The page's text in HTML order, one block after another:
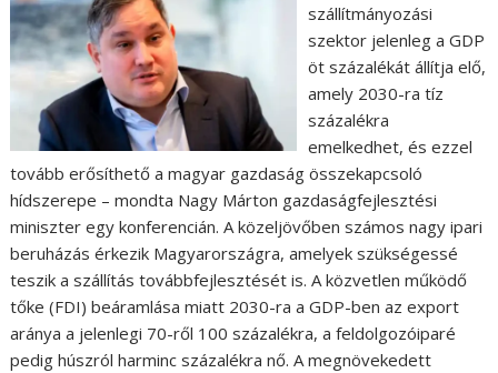
szállítmányozási
szektor jelenleg a GDP
öt százalékát állítja elő,
amely 2030-ra tíz
százalékra
emelkedhet, és ezzel
tovább erősíthető a magyar gazdaság összekapcsoló
hídszerepe – mondta Nagy Márton gazdaságfejlesztési
miniszter egy konferencián. A közeljövőben számos nagy ipari
beruházás érkezik Magyarországra, amelyek szükségessé
teszik a szállítás továbbfejlesztését is. A közvetlen működő
tőke (FDI) beáramlása miatt 2030-ra a GDP-ben az export
aránya a jelenlegi 70-ről 100 százalékra, a feldolgozóiparé
pedig húszról harminc százalékra nő. A megnövekedett